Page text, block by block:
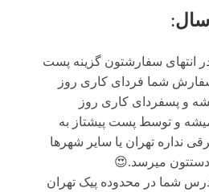
:
در انتهای سفارشتون گزینه پست
سفارش شما فردای کاری روز
و پسفردای کاری روز
و توسط پست پیشتاز به
نداره تهران یا سایر شهرها
دستتون میرسد.😍
شما در محدوده پیک تهران